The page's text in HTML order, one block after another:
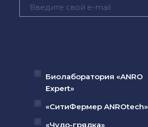
Биолаборатория «ANRO
Expert»
«СитиФермер ANROtech»
«Чудо-грядка»